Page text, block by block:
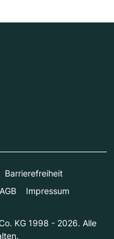
Barrierefreiheit
AGB Impressum
KG 1998 - 2026. Alle